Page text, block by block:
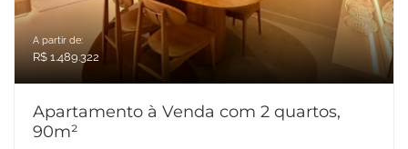
A partir de:
R$ 1.489.322
Apartamento à Venda com 2 quartos,
90m²